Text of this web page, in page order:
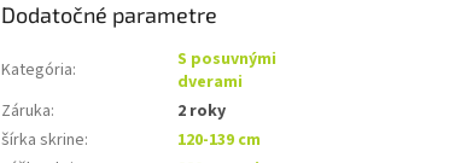
Dodatočné parametre
Kategória:
S posuvnými
dverami
Záruka:
2 roky
šírka skrine:
120-139 cm